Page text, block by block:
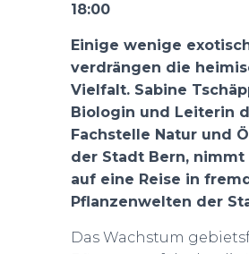
18:00
Einige wenige
verdrängen die
Vielfalt. Sabine
Biologin und Leiterin
Fachstelle Natur und
der Stadt Bern, nimmt
auf eine Reise in
Pflanzenwelten der
Das Wachstum